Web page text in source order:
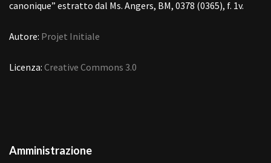
canonique” estratto dal Ms. Angers, BM, 0378 (0365), f. 1v.
Autore: Projet Initiale
Licenza: Creative Commons 3.0
Amministrazione